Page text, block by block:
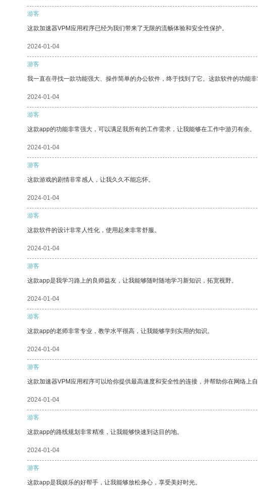
游客
这款加速器VPM应用程序已经为我们带来了无限的流畅体验和安全性保护。
2024-01-04
游客
我一直在寻找一款功能强大、操作简单的办公软件，终于找到了它。这款软件的功能
2024-01-04
游客
这款app的功能非常强大，可以满足我所有的工作需求，让我能够在工作中游刃有余。
2024-01-04
游客
这款游戏的剧情非常感人，让我久久不能忘怀。
2024-01-04
游客
这款软件的设计非常人性化，使用起来非常舒服。
2024-01-04
游客
这款app是我学习路上的良师益友，让我能够随时随地学习新知识，拓宽视野。
2024-01-04
游客
这款app的老师非常专业，教学水平很高，让我能够学到实用的知识。
2024-01-04
游客
这款加速器VPM应用程序可以给你提供最高速度和安全性的连接，并帮助你在网络上自
2024-01-04
游客
这款app的路线规划非常精准，让我能够快速到达目的地。
2024-01-04
游客
这款app是我娱乐的好帮手，让我能够放松身心，享受美好时光。